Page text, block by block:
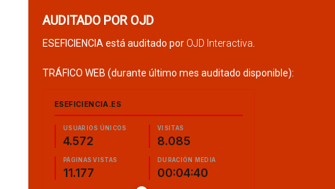
AUDITADO POR OJD
ESEFICIENCIA está auditado por OJD Interactiva
TRÁFICO WEB (durante último mes auditado disponible):